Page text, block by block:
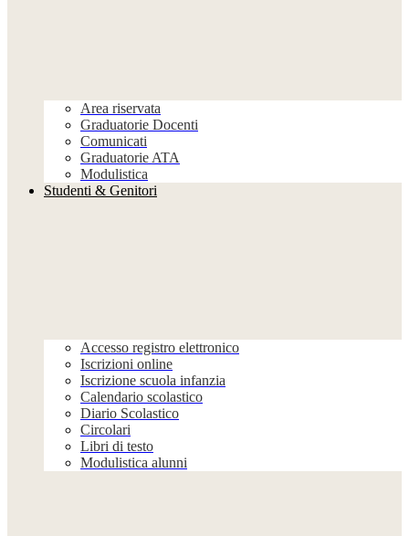
Area riservata
Graduatorie Docenti
Comunicati
Graduatorie ATA
Modulistica
Studenti & Genitori
Accesso registro elettronico
Iscrizioni online
Iscrizione scuola infanzia
Calendario scolastico
Diario Scolastico
Circolari
Libri di testo
Modulistica alunni